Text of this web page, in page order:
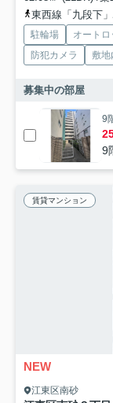
東西線「九段下
駐輪場 オートロ
防犯カメラ
敷
募集中の部屋
9
9
賃貸マンション
NEW
江東区南砂